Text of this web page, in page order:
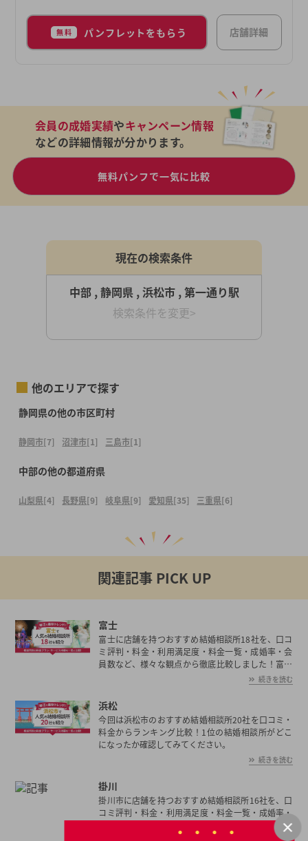
無料 パンフレットをもらう 店舗詳細
会員の成婚実績やキャンペーン情報
などの詳細情報が分かります。
無料パンフで一気に比較
現在の検索条件
中部 , 静岡県 , 浜松市 , 第一通り駅
検索条件を変更>
他のエリアで探す
静岡県の他の市区町村
静岡市[7] 沼津市[1] 三島市[1]
中部の他の都道府県
山梨県[4] 長野県[9] 岐阜県[9] 愛知県[35] 三重県[6]
関連記事 PICK UP
富士
富士に店舗を持つおすすめ結婚相談所18社を、口コ
ミ評判・料金・利用満足度・料金一覧・成婚率・会
員数など、様々な観点から徹底比較しました！富士
の平均初婚年齢は、男性が30.2歳、女性が28.2歳と
男女共に日本全国の平均初婚年齢と比べ低い。あな
たの年収や職業、ご希望に沿った理想の相手を富士
で見つけたいとお考えの方は是非ご覧ください。
続きを読む
浜松
今回は浜松市のおすすめ結婚相談所20社を口コミ・
料金からランキング比較！1位の結婚相談所がどこ
になったか確認してみてください。
続きを読む
掛川
掛川市に店舗を持つおすすめ結婚相談所16社を、口
コミ評判・料金・利用満足度・料金一覧・成婚率・
会員数など、様々な観点から徹底比較しました！掛
川市の平均初婚年齢は、男性が30.2歳、女性が28.2